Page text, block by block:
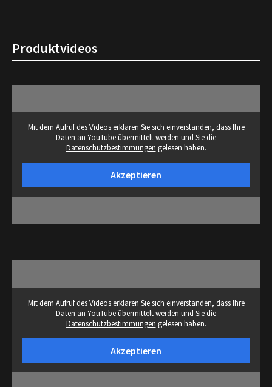
Produktvideos
Mit dem Aufruf des Videos erklären Sie sich einverstanden, dass Ihre
Daten an YouTube übermittelt werden und Sie die
Datenschutzbestimmungen gelesen haben.
Akzeptieren
Mit dem Aufruf des Videos erklären Sie sich einverstanden, dass Ihre
Daten an YouTube übermittelt werden und Sie die
Datenschutzbestimmungen gelesen haben.
Akzeptieren